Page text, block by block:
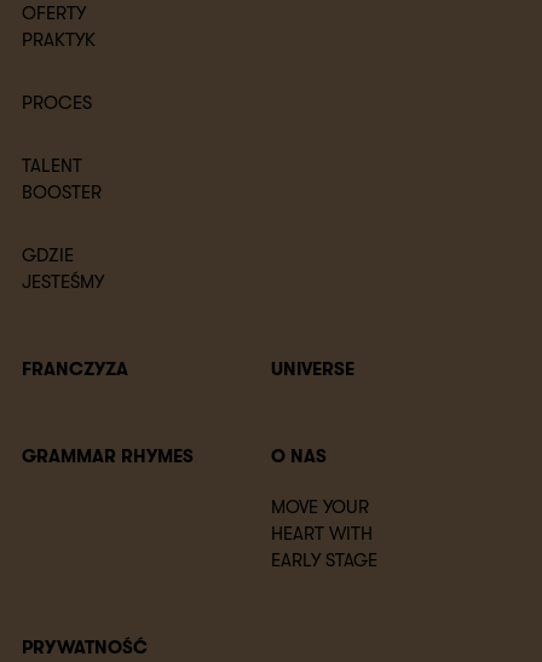
OFERTY
PRAKTYK
PROCES
TALENT
BOOSTER
GDZIE
JESTEŚMY
FRANCZYZA UNIVERSE
GRAMMAR RHYMES O NAS
MOVE YOUR
HEART WITH
EARLY STAGE
PRYWATNOŚĆ